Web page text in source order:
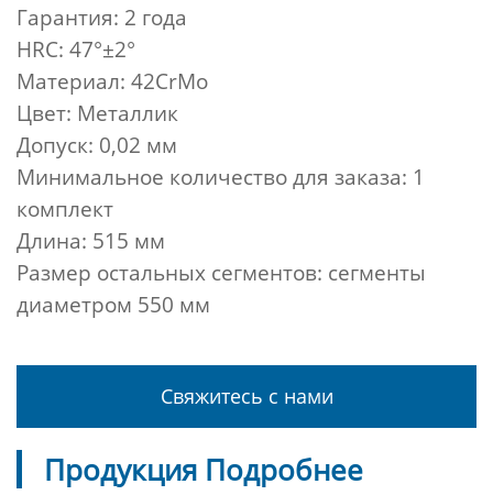
Гарантия: 2 года
HRC: 47°±2°
Материал: 42CrMo
Цвет: Металлик
Допуск: 0,02 мм
Минимальное количество для заказа: 1
комплект
Длина: 515 мм
Размер остальных сегментов: сегменты
диаметром 550 мм
Свяжитесь с нами
Продукция Подробнее